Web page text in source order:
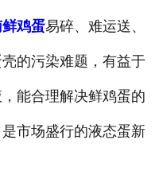
鸡蛋易碎、难运送、
的污染难题，有益于
能合理解决鲜鸡蛋的
市场盛行的液态蛋新